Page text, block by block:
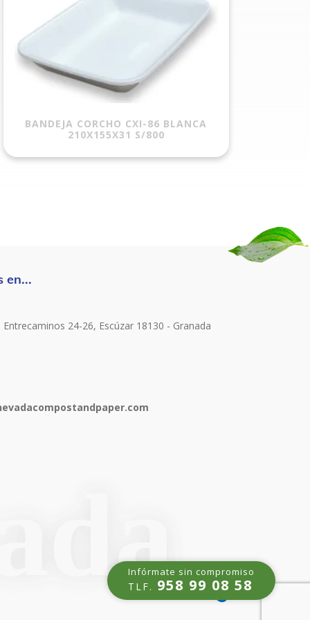
Infórmate sin compromiso
TLF. 958 99 08 58
BANDEJA CORCHO CXI-86 BLANCA
210X155X31 S/800
en...
Entrecaminos 24-26, Escúzar 18130 - Granada